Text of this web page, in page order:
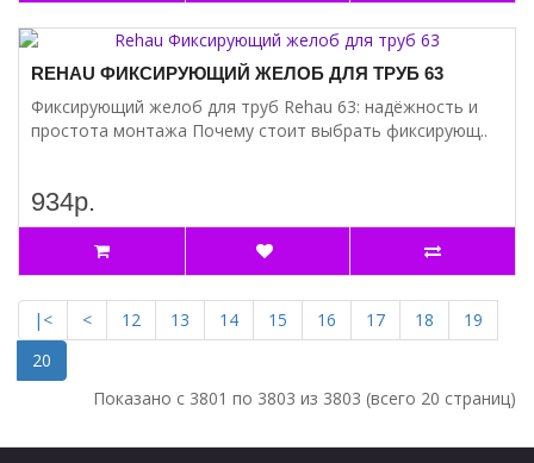
REHAU ФИКСИРУЮЩИЙ ЖЕЛОБ ДЛЯ ТРУБ 63
Фиксирующий желоб для труб Rehau 63: надёжность и
простота монтажа Почему стоит выбрать фиксирующ..
934р.
|< < 12 13 14 15 16 17 18
19
20
Показано с 3801 по 3803 из 3803 (всего 20 страниц)